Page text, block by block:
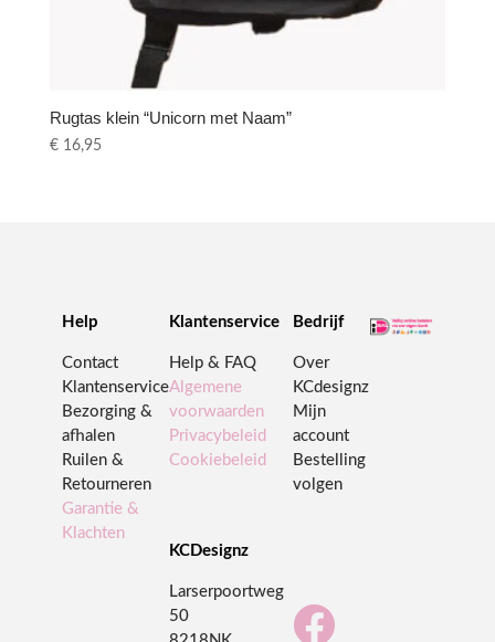
Rugtas klein “Unicorn met Naam”
€16,95
Help
Contact
Klantenservice
Bezorging &
afhalen
Ruilen &
Retourneren
Garantie &
Klachten
Klantenservice
Help & FAQ
Algemene
voorwaarden
Privacybeleid
Cookiebeleid
KCDesignz
Larserpoortweg
50
Bedrijf
Over
KCdesignz
Mijn
account
Bestelling
volgen
